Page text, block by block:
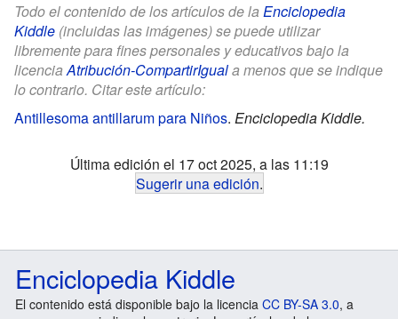
Todo el contenido de los artículos de la Enciclopedia
Kiddle (incluidas las imágenes) se puede utilizar
libremente para fines personales y educativos bajo la
licenciaAtribución-CompartirIguala menos que se indique
lo contrario. Citar este artículo:
Antillesoma antillarum para Niños. Enciclopedia Kiddle.
Última edición el 17 oct 2025, a las 11:19
Sugerir una edición.
Enciclopedia Kiddle
El contenido está disponible bajo la licencia CC BY-SA 3.0, a